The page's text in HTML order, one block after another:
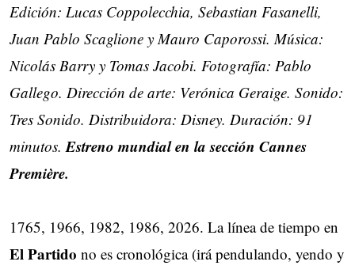
Edición: Lucas Coppolecchia, Sebastian Fasanelli,
Juan Pablo Scaglione y Mauro Caporossi. Música:
Nicolás Barry y Tomas Jacobi. Fotografía: Pablo
Gallego. Dirección de arte: Verónica Geraige. Sonido:
Tres Sonido. Distribuidora: Disney. Duración: 91
minutos. Estreno mundial en la sección Cannes
Première.
1765, 1966, 1982, 1986, 2026. La línea de tiempo en
El Partido no es cronológica (irá pendulando, yendo y